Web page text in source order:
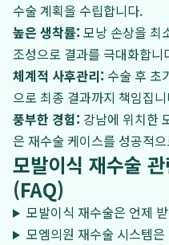
수술 계획을 수립합니다.
높은 생착률: 모낭 손상을 최
조성으로 결과를 극대화합니
체계적 사후관리: 수술 후 초
으로 최종 결과까지 책임집
풍부한 경험: 강남에 위치한
은 재수술 케이스를 성공적
모발이식 재수술
(FAQ)
모발이식 재수술은 언제
모엠의원 재수술 시스템